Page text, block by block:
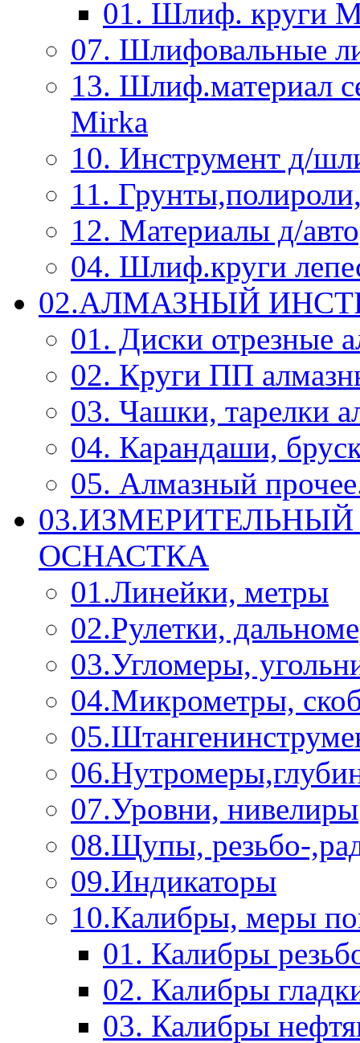
01. Шлиф. круги
07. Шлифовальные
13. Шлиф.материал
Mirka
10. Инструмент д/
11.
12. Материалы д/
04. Шлиф.круги
02.АЛМАЗНЫЙ
01. Диски отрезные
02. Круги ПП
03. Чашки, тарелки
04. Карандаши,
05. Алмазный
ОСНАСТКА
01.Линейки, метры
02.Рулетки,
03.Угломеры,
04.Микрометры,
07.Уровни, нивелиры
08.Щупы, резьбо-
09.Индикаторы
10.Калибры, меры
01. Калибры
02. Калибры
03. Калибры